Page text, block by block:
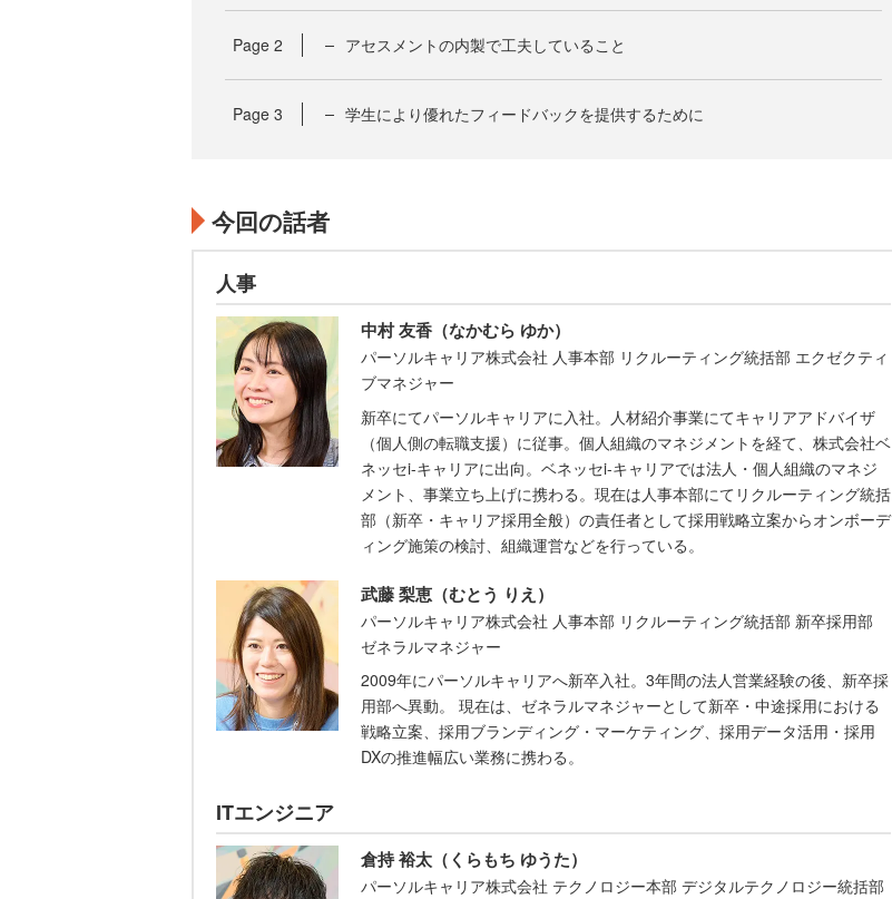
Page 2 アセスメントの内製で工夫していること
Page 3 学生により優れたフィードバックを提供するために
今回の話者
人事
中村 友香（なかむら ゆか）
パーソルキャリア株式会社 人事本部 リクルーティング統括部 エクゼクティ
ブマネジャー
新卒にてパーソルキャリアに入社。人材紹介事業にてキャリアアドバイザ
（個人側の転職支援）に従事。個人組織のマネジメントを経て、株式会社ベ
ネッセi-キャリアに出向。ベネッセi-キャリアでは法人・個人組織のマネジ
メント、事業立ち上げに携わる。現在は人事本部にてリクルーティング統括
部（新卒・キャリア採用全般）の責任者として採用戦略立案からオンボーデ
ィング施策の検討、組織運営などを行っている。
武藤 梨恵（むとう りえ）
パーソルキャリア株式会社 人事本部 リクルーティング統括部 新卒採用部
ゼネラルマネジャー
2009年にパーソルキャリアへ新卒入社。3年間の法人営業経験の後、新卒採
用部へ異動。 現在は、ゼネラルマネジャーとして新卒・中途採用における
戦略立案、採用ブランディング・マーケティング、採用データ活用・採用
DXの推進幅広い業務に携わる。
ITエンジニア
倉持 裕太（くらもち ゆうた）
パーソルキャリア株式会社 テクノロジー本部 デジタルテクノロジー統括部